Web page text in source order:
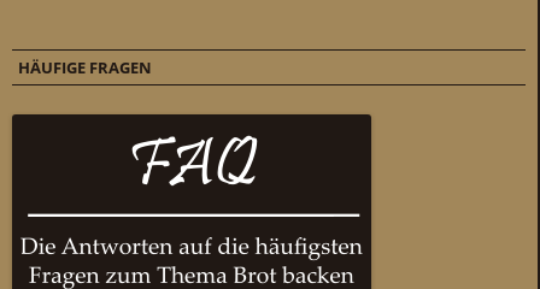
HÄUFIGE FRAGEN